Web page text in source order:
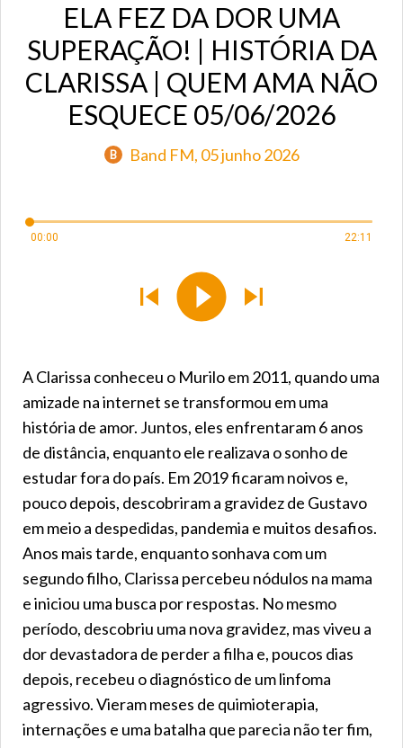
ELA FEZ DA DOR UMA
SUPERAÇÃO! | HISTÓRIA DA
CLARISSA | QUEM AMA NÃO
ESQUECE 05/06/2026
B Band FM, 05 junho 2026
00:00 22:11
A Clarissa conheceu o Murilo em 2011, quando uma
amizade na internet se transformou em uma
história de amor. Juntos, eles enfrentaram 6 anos
de distância, enquanto ele realizava o sonho de
estudar fora do país. Em 2019 ficaram noivos e,
pouco depois, descobriram a gravidez de Gustavo
em meio a despedidas, pandemia e muitos desafios.
Anos mais tarde, enquanto sonhava com um
segundo filho, Clarissa percebeu nódulos na mama
e iniciou uma busca por respostas. No mesmo
período, descobriu uma nova gravidez, mas viveu a
dor devastadora de perder a filha e, poucos dias
depois, recebeu o diagnóstico de um linfoma
agressivo. Vieram meses de quimioterapia,
internações e uma batalha que parecia não ter fim,